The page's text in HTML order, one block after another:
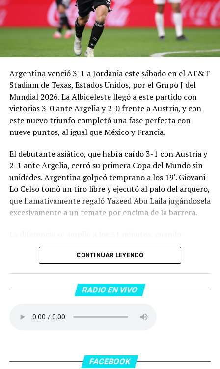
Argentina venció 3-1 a Jordania este sábado en el AT&T
Stadium de Texas, Estados Unidos, por el Grupo J del
Mundial 2026. La Albiceleste llegó a este partido con
victorias 3-0 ante Argelia y 2-0 frente a Austria, y con
este nuevo triunfo completó una fase perfecta con
nueve puntos, al igual que México y Francia.
El debutante asiático, que había caído 3-1 con Austria y
2-1 ante Argelia, cerró su primera Copa del Mundo sin
unidades. Argentina golpeó temprano a los 19′. Giovani
Lo Celso tomó un tiro libre y ejecutó al palo del arquero,
que llamativamente regaló Yazeed Abu Laila jugándosela
excesivamente a un remate por encima de la barrera.
Lautaro Martínez convirtió de penal el 2-0. El Toro
anotó su primer gol en Copas del Mundo, tras no
dentro del área sobre Marcos Senesi, que intentó ir a
una segunda pelota luego de un tiro en el travesaño del
patada en la cara del jugador jordano.
asistencia de Ehsan Haddad, que culminó una gran
CONTINUAR LEYENDO
RADIO EN VIVO
FACEBOOK